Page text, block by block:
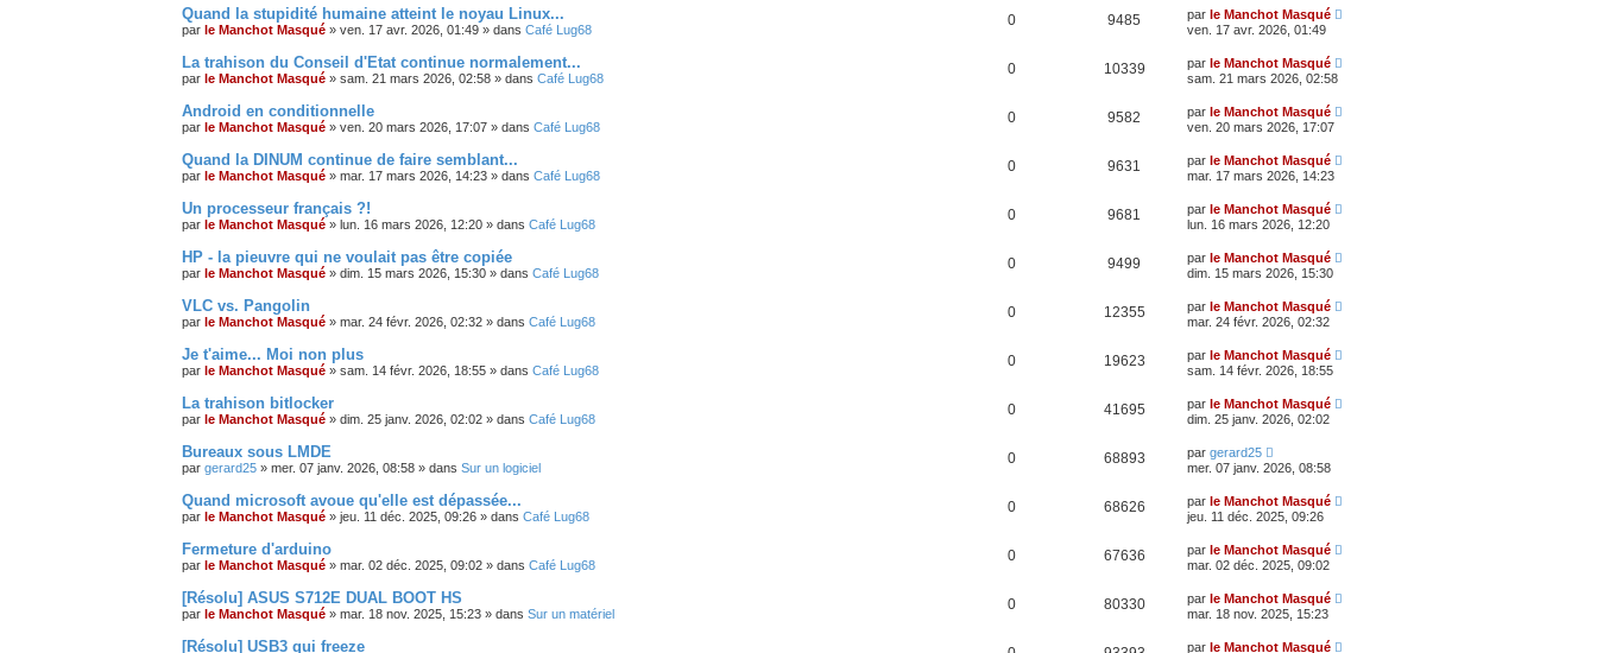
Quand la stupidité humaine atteint le noyau Linux...
par le Manchot Masqué » ven. 17 avr. 2026, 01:49 » dans Café Lug68
0 9485 par le Manchot Masqué
ven. 17 avr. 2026, 01:49
La trahison du Conseil d'Etat continue normalement...
par le Manchot Masqué » sam. 21 mars 2026, 02:58 » dans Café Lug68
0 10339 par le Manchot Masqué
sam. 21 mars 2026, 02:58
Android en conditionnelle
par le Manchot Masqué » ven. 20 mars 2026, 17:07 » dans Café Lug68
0 9582 par le Manchot Masqué
ven. 20 mars 2026, 17:07
Quand la DINUM continue de faire semblant...
par le Manchot Masqué » mar. 17 mars 2026, 14:23 » dans Café Lug68
0 9631 par le Manchot Masqué
mar. 17 mars 2026, 14:23
Un processeur français ?!
par le Manchot Masqué » lun. 16 mars 2026, 12:20 » dans Café Lug68
0 9681 par le Manchot Masqué
lun. 16 mars 2026, 12:20
HP - la pieuvre qui ne voulait pas être copiée
par le Manchot Masqué » dim. 15 mars 2026, 15:30 » dans Café Lug68
0 9499 par le Manchot Masqué
dim. 15 mars 2026, 15:30
VLC vs. Pangolin
par le Manchot Masqué » mar. 24 févr. 2026, 02:32 » dans Café Lug68
0 12355 par le Manchot Masqué
mar. 24 févr. 2026, 02:32
Je t'aime... Moi non plus
par le Manchot Masqué » sam. 14 févr. 2026, 18:55 » dans Café Lug68
0 19623 par le Manchot Masqué
sam. 14 févr. 2026, 18:55
La trahison bitlocker
par le Manchot Masqué » dim. 25 janv. 2026, 02:02 » dans Café Lug68
0 41695 par le Manchot Masqué
dim. 25 janv. 2026, 02:02
Bureaux sous LMDE
par gerard25 » mer. 07 janv. 2026, 08:58 » dans Sur un logiciel
0 68893 par gerard25
mer. 07 janv. 2026, 08:58
Quand microsoft avoue qu'elle est dépassée...
par le Manchot Masqué » jeu. 11 déc. 2025, 09:26 » dans Café Lug68
0 68626 par le Manchot Masqué
jeu. 11 déc. 2025, 09:26
Fermeture d'arduino
par le Manchot Masqué » mar. 02 déc. 2025, 09:02 » dans Café Lug68
0 67636 par le Manchot Masqué
mar. 02 déc. 2025, 09:02
[Résolu] ASUS S712E DUAL BOOT HS
par le Manchot Masqué » mar. 18 nov. 2025, 15:23 » dans Sur un matériel
0 80330 par le Manchot Masqué
mar. 18 nov. 2025, 15:23
[Résolu] USB3 qui freeze par le Manchot Masqué